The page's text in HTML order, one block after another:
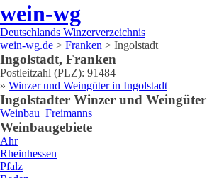
wein-wg
Deutschlands Winzerverzeichnis
wein-wg.de > Franken > Ingolstadt
Ingolstadt, Franken
Postleitzahl (PLZ): 91484
» Winzer und Weingüter in Ingolstadt
Ingolstadter Winzer und Weingüter
Weinbau Freimanns
Weinbaugebiete
Ahr
Rheinhessen
Pfalz